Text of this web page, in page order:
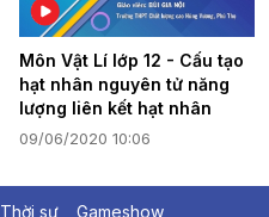
Môn Vật Lí lớp 12 - Cấu tạo
hạt nhân nguyên tử năng
lượng liên kết hạt nhân
09/06/2020 10:06
Thời sự Gameshow